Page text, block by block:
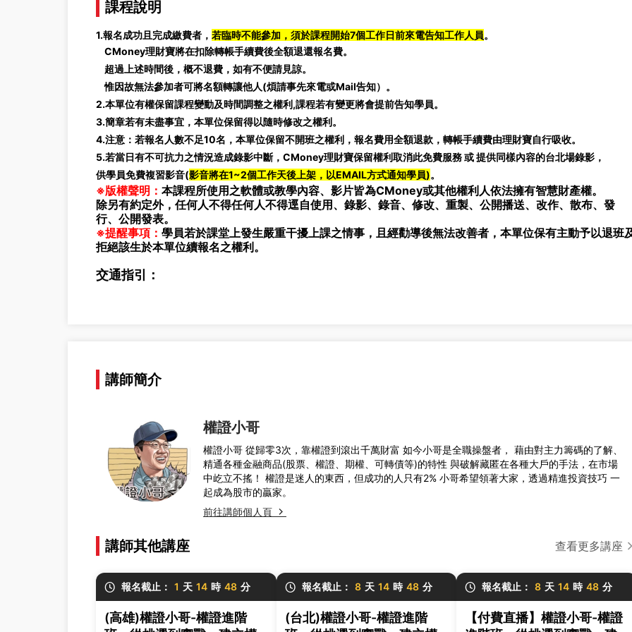
課程說明
1.報名成功且完成繳費者， 若臨時不能參加，須於課程開始7個工作日前來電告知工作人員。
CMoney理財寶將在扣除轉帳手續費後全額退還報名費。
超過上述時間後，概不退費，如有不便請見諒。
惟因故無法參加者可將名額轉讓他人(煩請事先來電或Mail告知）。
2.本單位有權保留課程變動及時間調整之權利,課程若有變更將會提前告知學員。
3.簡章若有未盡事宜，本單位保留得以隨時修改之權利。
4.注意：若報名人數不足10名，本單位保留不開班之權利，報名費用全額退款，轉帳手續費由理財寶自行吸收。
5.若當日有不可抗力之情況造成錄影中斷，CMoney理財寶保留權利取消此免費服務 或 提供同樣內容的台北場錄影，
供學員免費複習影音(影音將在1~2個工作天後上架，以EMAIL方式通知學員)。
※版權聲明： 本課程所使用之軟體或教學內容、影片皆為CMoney或其他權利人依法擁有智慧財產權。
除另有約定外，任何人不得任何人不得逕自使用、錄影、錄音、修改、重製、公開播送、改作、散布、發
行、公開發表。
※提醒事項： 學員若於課堂上發生嚴重干擾上課之情事，且經勸導後無法改善者，本單位保有主動予以退班
拒絕該生於本單位續報名之權利。
交通指引：
講師簡介
權證小哥
權證小哥 從歸零3次，靠權證到滾出千萬財富 如今小哥是全職操盤者， 藉由對主力籌碼的了解、
精通各種金融商品(股票、權證、期權、可轉債等)的特性 與破解藏匿在各種大戶的手法，在市場
中屹立不搖！ 權證是迷人的東西，但成功的人只有2% 小哥希望領著大家，透過精進投資技巧 一
起成為股市的贏家。
前往講師個人頁
講師其他講座 查看更多講座
報名截止： 1 天 14 時 48 分
(高雄)權證小哥-權證進階
報名截止： 8 天 14 時 48 分
(台北)權證小哥-權證進階
報名截止： 8 天 14 時 48 分
【付費直播】權證小哥-權證